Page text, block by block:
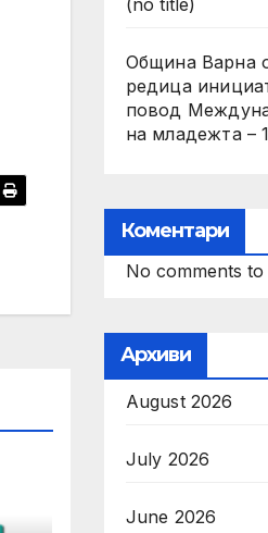
(no title)
Община Варна
редица
повод
на младежта –
Коментари
No comments to
Архиви
August 2026
July 2026
June 2026